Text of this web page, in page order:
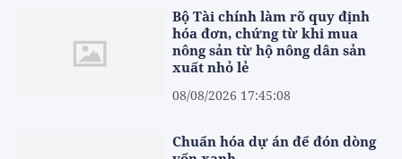
Bộ Tài chính làm rõ quy định
hóa đơn, chứng từ khi mua
nông sản từ hộ nông dân sản
xuất nhỏ lẻ
08/08/2026 17:45:08
Chuẩn hóa dự án để đón dòng